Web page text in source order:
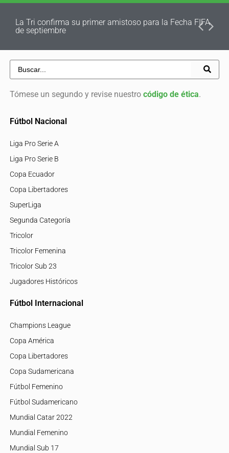
La Tri confirma su primer amistoso para la Fecha FIFA
de septiembre
Tómese un segundo y revise nuestro código de ética.
Fútbol Nacional
Liga Pro Serie A
Liga Pro Serie B
Copa Ecuador
Copa Libertadores
SuperLiga
Segunda Categoría
Tricolor
Tricolor Femenina
Tricolor Sub 23
Jugadores Históricos
Fútbol Internacional
Champions League
Copa América
Copa Libertadores
Copa Sudamericana
Fútbol Femenino
Fútbol Sudamericano
Mundial Catar 2022
Mundial Femenino
Mundial Sub 17